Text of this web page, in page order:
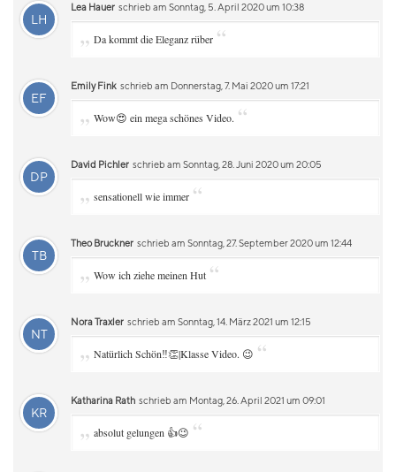
LH
Lea Hauer schrieb am Sonntag, 5. April 2020 um 10:38
„ Da kommt die Eleganz rüber “
EF
Emily Fink schrieb am Donnerstag, 7. Mai 2020 um 17:21
„ Wow😍 ein mega schönes Video. “
DP
David Pichler schrieb am Sonntag, 28. Juni 2020 um 20:05
„ sensationell wie immer “
TB
Theo Bruckner schrieb am Sonntag, 27. September 2020 um 12:44
„ Wow ich ziehe meinen Hut “
NT
Nora Traxler schrieb am Sonntag, 14. März 2021 um 12:15
„ Natürlich Schön‼️👏|Klasse Video. 😉 “
KR
Katharina Rath schrieb am Montag, 26. April 2021 um 09:01
„ absolut gelungen 👍😉 “